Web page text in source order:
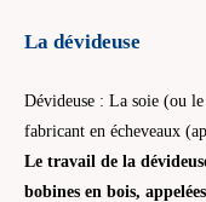
La dévideuse
Dévideuse : La soie (ou
fabricant en écheveaux
Le travail de la
bobines en bois,